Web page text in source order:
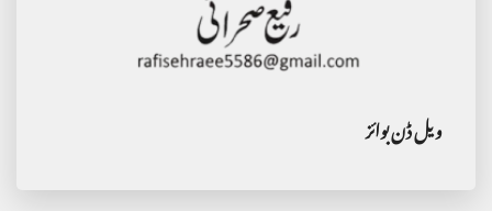
ویل ڈن بوائز